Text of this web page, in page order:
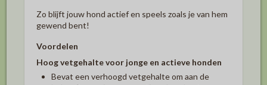
Zo blijft jouw hond actief en speels zoals je van hem
gewend bent!
Voordelen
Hoog vetgehalte voor jonge en actieve honden
Bevat een verhoogd vetgehalte om aan de